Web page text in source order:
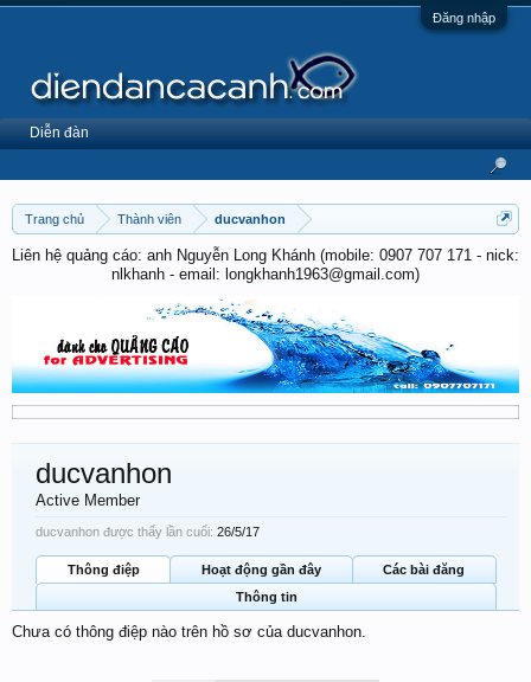
Đăng nhập
Trang chủ Thành viên ducvanhon
Liên hệ quảng cáo: anh Nguyễn Long Khánh (mobile: 0907 707 171 - nick:
nlkhanh - email: longkhanh1963@gmail.com)
ducvanhon
Active Member
ducvanhon được thấy lần cuối: 26/5/17
Thông điệp Hoạt động gần đây
Các bài đăng
Thông tin
Chưa có thông điệp nào trên hồ sơ của ducvanhon.
Diễn đàn